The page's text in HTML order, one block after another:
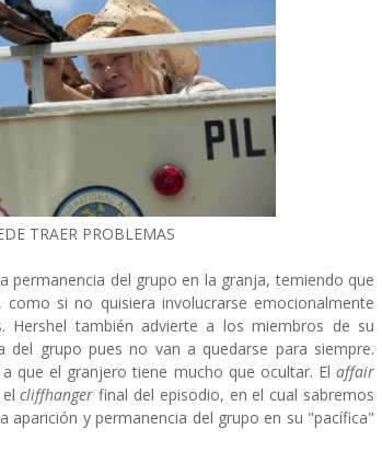
TRAER PROBLEMAS
permanencia del grupo en la granja, temiendo que
como si no quisiera involucrarse emocionalmente
Hershel también advierte a los miembros de su
grupo pues no van a quedarse para siempre.
que el granjero tiene mucho que ocultar. El affair
elcliffhanger final del episodio, en el cual sabremos
y permanencia del grupo en su "pacífica"